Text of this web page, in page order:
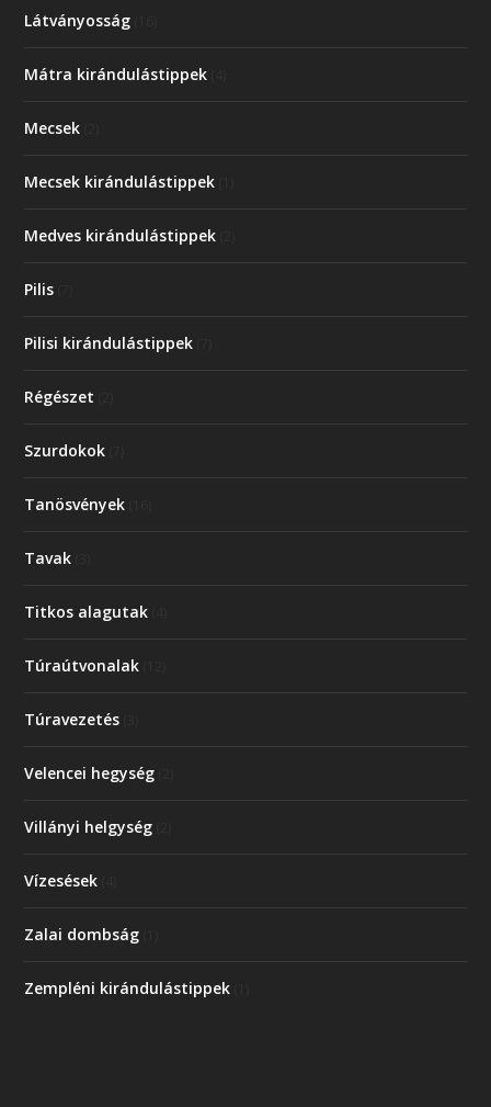
Látványosság
Mátra kirándulástippek
Mecsek
Mecsek kirándulástippek
Medves kirándulástippek
Pilis
Pilisi kirándulástippek
Régészet
Szurdokok
Tanösvények
Tavak
Titkos alagutak
Túraútvonalak
Túravezetés
Velencei hegység
Villányi helgység
Vízesések
Zalai dombság
Zempléni kirándulástippek